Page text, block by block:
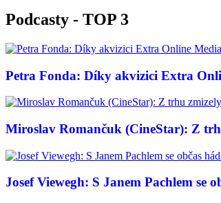
Podcasty - TOP 3
Petra Fonda: Díky akvizici Extra
Miroslav Romančuk (CineStar): Z
Josef Viewegh: S Janem Pachlem se